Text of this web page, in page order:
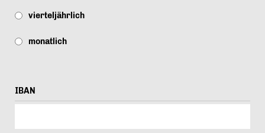
vierteljährlich
monatlich
IBAN